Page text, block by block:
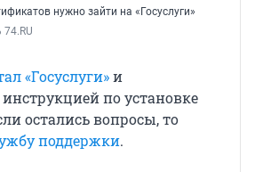
нужно зайти на «Госуслуги»
74.RU
«Госуслуги»и
инструкцией по установке
остались вопросы, то
поддержки.